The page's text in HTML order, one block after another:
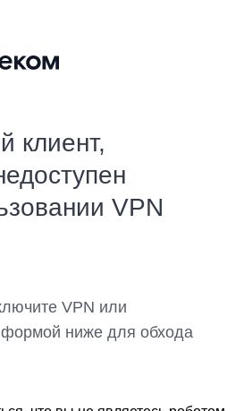
клиент,
VPN
VPN или
формой ниже для обхода